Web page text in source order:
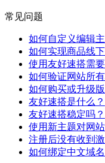
常见问题
如何自定义编辑主
如何实现商品线
使用友好速搭需
如何验证网站所有
如何购买或升级版
友好速搭是什么？
友好速搭稳定吗？
使用新主题对网
注册后没有收到
如何绑定中文域名